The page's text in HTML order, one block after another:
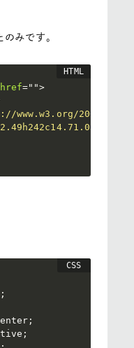
みです。
href=" ">
www.w3.org/2000/svg
;
;
;